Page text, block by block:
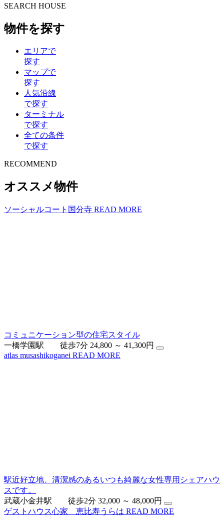
SEARCH HOUSE
物件を探す
エリアで
探す
マップで
探す
人気沿線
で探す
ターミナル
で探す
全ての条件
で探す
RECOMMEND
オススメ物件
ソーシャルコート国分寺 READ MORE
コミュニケーション型の住宅スタイル
一橋学園駅 徒歩7分 24,800 ～ 41,300円
atlas musashikoganei READ MORE
駅近好立地、清潔感のあるいつも綺麗な女性専用シェアハウ
スです。
武蔵小金井駅 徒歩2分 32,000 ～ 48,000円
ゲストハウス心家 恵比寿うらは READ MORE